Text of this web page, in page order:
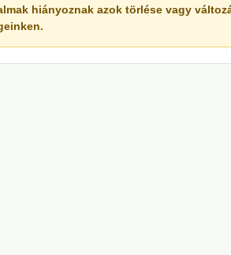
hiányoznak azok törlése vagy